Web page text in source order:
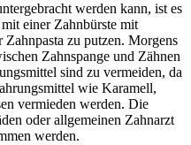
werden kann, ist es
einer Zahnbürste mit
zu putzen. Morgens
Zahnspange und Zähnen
sind zu vermeiden, da
wie Karamell,
vermieden werden. Die
oder allgemeinen Zahnarzt
werden.